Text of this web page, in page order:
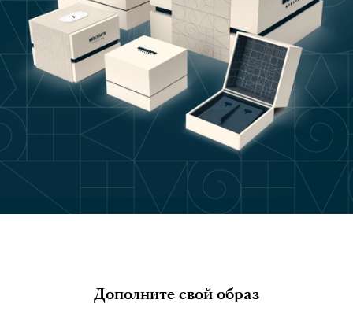
Дополните свой образ